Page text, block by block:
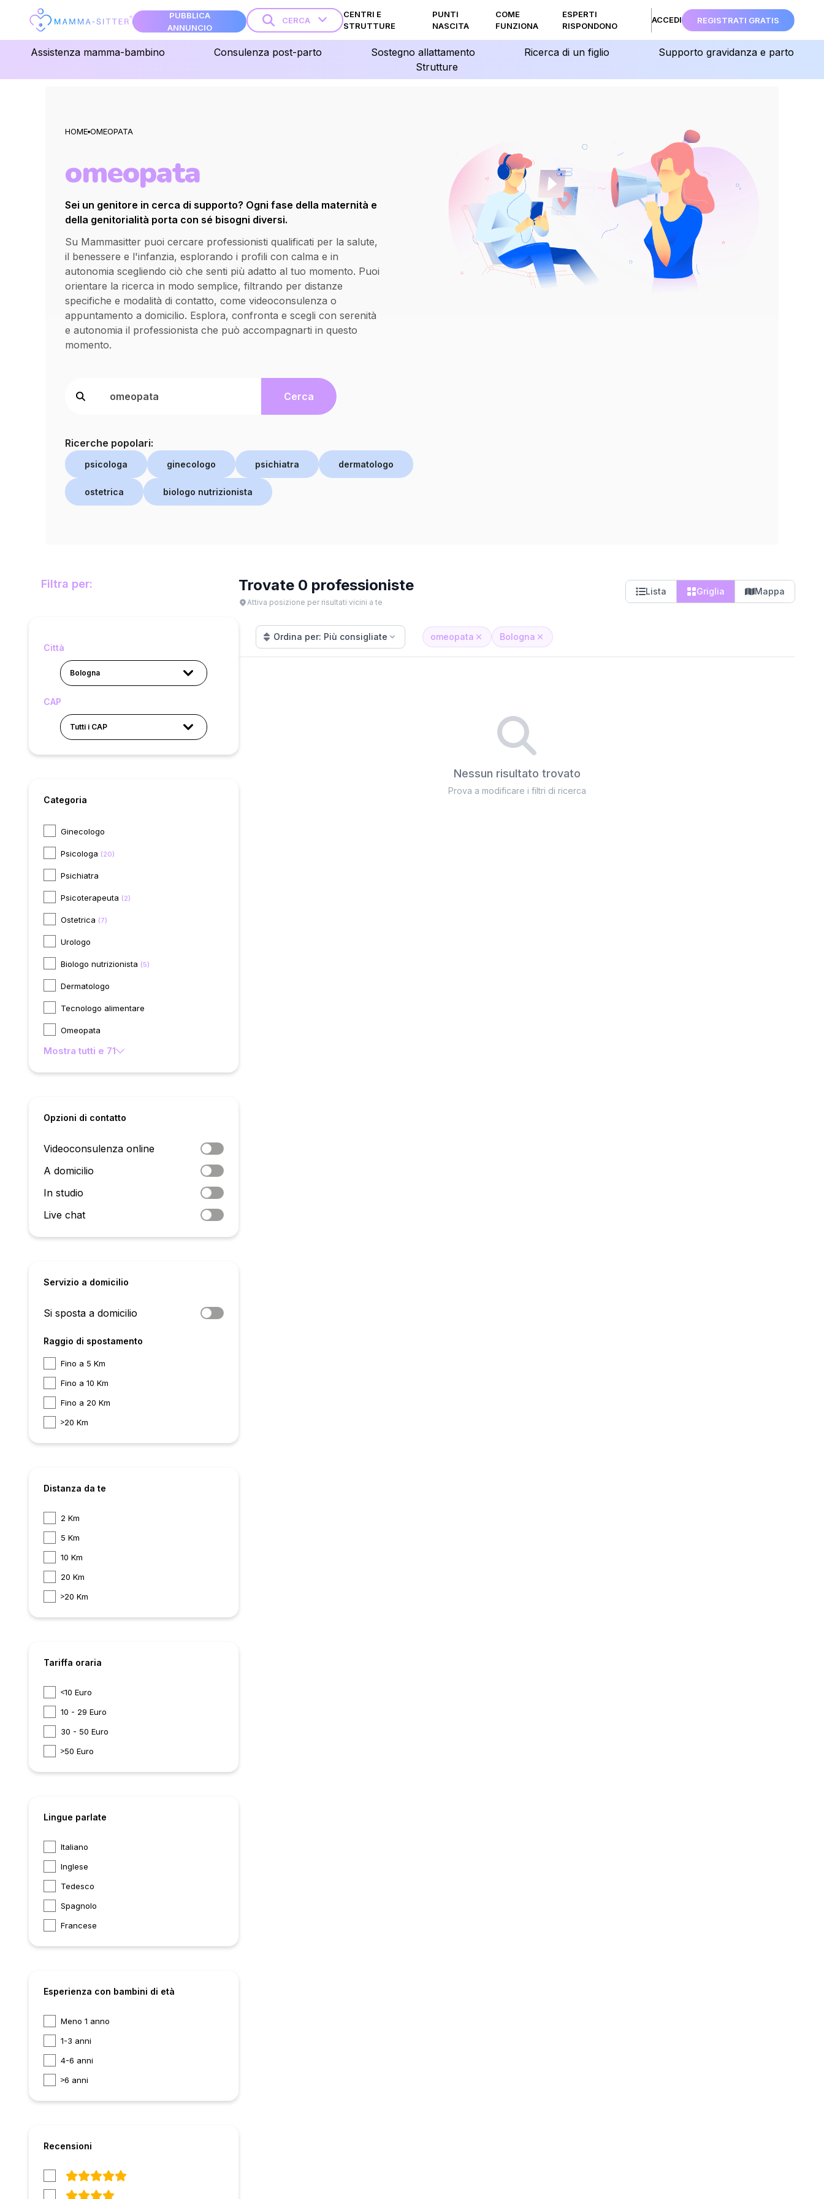
PUBBLICA
ANNUNCIO
CERCA
CENTRI E
STRUTTURE
PUNTI
NASCITA
COME
FUNZIONA
ESPERTI
RISPONDONO
ACCEDI REGISTRATI GRATIS
Assistenza mamma-bambino Consulenza post-parto Sostegno allattamento Ricerca di un figlio
Supporto gravidanza e parto
Strutture
HOME OMEOPATA
omeopata
Sei un genitore in cerca di supporto? Ogni fase della maternità e
della genitorialità porta con sé bisogni diversi.
Su Mammasitter puoi cercare professionisti qualificati per la salute,
il benessere e l'infanzia, esplorando i profili con calma e in
autonomia scegliendo ciò che senti più adatto al tuo momento. Puoi
orientare la ricerca in modo semplice, filtrando per distanze
specifiche e modalità di contatto, come videoconsulenza o
appuntamento a domicilio. Esplora, confronta e scegli con serenità
e autonomia il professionista che può accompagnarti in questo
momento.
Cerca
Ricerche popolari:
psicologa ginecologo psichiatra dermatologo
ostetrica biologo nutrizionista
Filtra per:
Città
Bologna
CAP
Tutti i CAP
Categoria
Ginecologo
Psicologa (20)
Psichiatra
Psicoterapeuta (2)
Ostetrica (7)
Urologo
Biologo nutrizionista (5)
Dermatologo
Tecnologo alimentare
Omeopata
Mostra tutti e 71
Opzioni di contatto
Videoconsulenza online
A domicilio
In studio
Live chat
Servizio a domicilio
Si sposta a domicilio
Raggio di spostamento
Fino a 5 Km
Fino a 10 Km
Fino a 20 Km
20 Km
Distanza da te
2 Km
5 Km
10 Km
20 Km
20 Km
Tariffa oraria
10 Euro
10 - 29 Euro
30 - 50 Euro
50 Euro
Lingue parlate
Italiano
Inglese
Tedesco
Spagnolo
Francese
Esperienza con bambini di età
Meno 1 anno
1-3 anni
4-6 anni
6 anni
Recensioni
Trovate 0 professioniste
Attiva posizione per risultati vicini a te
Lista Griglia Mappa
Ordina per: Più consigliate omeopata Bologna
Nessun risultato trovato
Prova a modificare i filtri di ricerca